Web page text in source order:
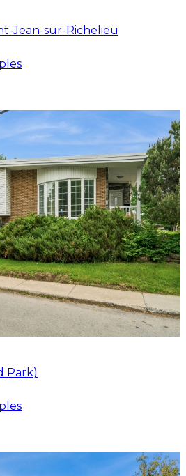
Jean-sur-Richelieu
Park)